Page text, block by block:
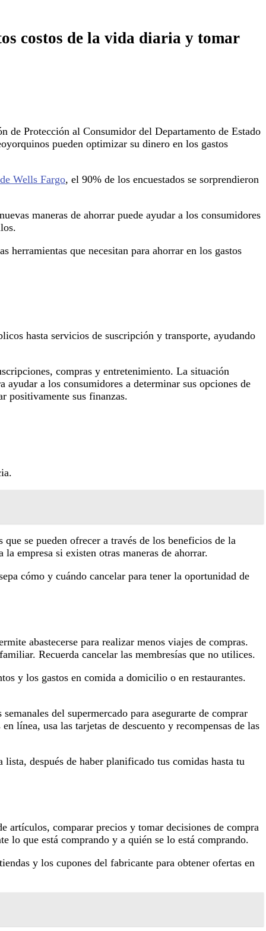
costos de la vida diaria y tomar
de Protección al Consumidor del Departamento de Estado
pueden optimizar su dinero en los gastos
Wells Fargo, el 90% de los encuestados se sorprendieron
maneras de ahorrar puede ayudar a los consumidores
que necesitan para ahorrar en los gastos
hasta servicios de suscripción y transporte, ayudando
compras y entretenimiento. La situación
ayudar a los consumidores a determinar sus opciones de
positivamente sus finanzas.
se pueden ofrecer a través de los beneficios de la
empresa si existen otras maneras de ahorrar.
cómo y cuándo cancelar para tener la oportunidad de
abastecerse para realizar menos viajes de compras.
Recuerda cancelar las membresías que no utilices.
y los gastos en comida a domicilio o en restaurantes.
del supermercado para asegurarte de comprar
línea, usa las tarjetas de descuento y recompensas de las
después de haber planificado tus comidas hasta tu
artículos, comparar precios y tomar decisiones de compra
lo que está comprando y a quién se lo está comprando.
y los cupones del fabricante para obtener ofertas en